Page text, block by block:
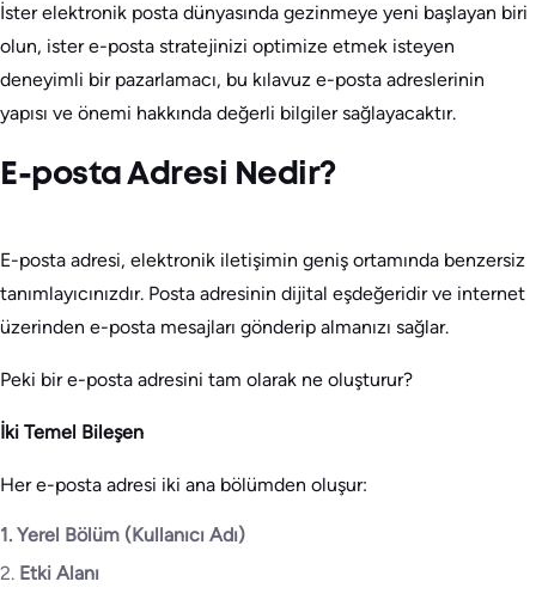
İster elektronik posta dünyasında gezinmeye yeni başlayan biri
olun, ister e-posta stratejinizi optimize etmek isteyen
deneyimli bir pazarlamacı, bu kılavuz e-posta adreslerinin
yapısı ve önemi hakkında değerli bilgiler sağlayacaktır.
E-posta Adresi Nedir?
E-posta adresi, elektronik iletişimin geniş ortamında benzersiz
tanımlayıcınızdır. Posta adresinin dijital eşdeğeridir ve internet
üzerinden e-posta mesajları gönderip almanızı sağlar.
Peki bir e-posta adresini tam olarak ne oluşturur?
İki Temel Bileşen
Her e-posta adresi iki ana bölümden oluşur:
1. Yerel Bölüm (Kullanıcı Adı)
2. Etki Alanı